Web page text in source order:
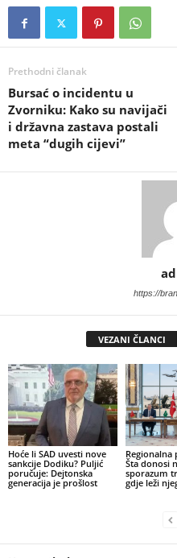
Prethodni članak
​Bursać o incidentu u
Zvorniku: Kako su navijači
i državna zastava postali
meta “dugih cijevi”
https://
VEZANI ČLANCI
​Hoće li SAD uvesti nove
sankcije Dodiku? Puljić
poručuje: Dejtonska
generacija je prošlost
​Regionalna
Šta donosi
sporazum
gdje leži